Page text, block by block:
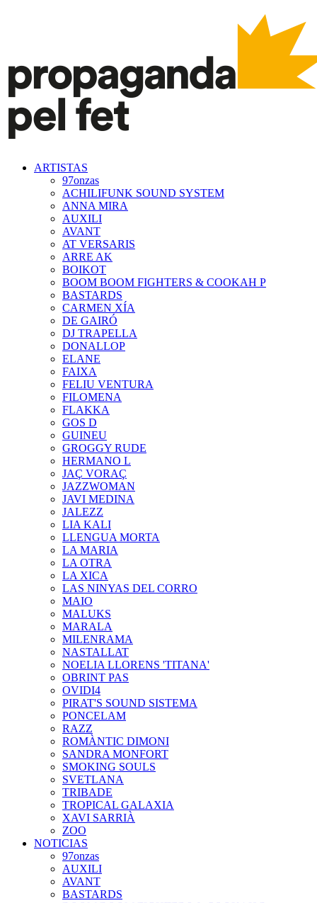
ARTISTAS
97onzas
ACHILIFUNK SOUND SYSTEM
ANNA MIRA
AUXILI
AVANT
AT VERSARIS
ARRE AK
BOIKOT
BOOM BOOM FIGHTERS & COOKAH P
BASTARDS
CARMEN XÍA
DE GAIRÓ
DJ TRAPELLA
DONALLOP
ELANE
FAIXA
FELIU VENTURA
FILOMENA
FLAKKA
GOS D
GUINEU
GROGGY RUDE
HERMANO L
JAÇ VORAÇ
JAZZWOMAN
JAVI MEDINA
JALEZZ
LIA KALI
LLENGUA MORTA
LA MARIA
LA OTRA
LA XICA
LAS NINYAS DEL CORRO
MAIO
MALUKS
MARALA
MILENRAMA
NASTALLAT
NOELIA LLORENS 'TITANA'
OBRINT PAS
OVIDI4
PIRAT'S SOUND SISTEMA
PONCELAM
RAZZ
ROMÀNTIC DIMONI
SANDRA MONFORT
SMOKING SOULS
SVETLANA
TRIBADE
TROPICAL GALAXIA
XAVI SARRIÀ
ZOO
NOTICIAS
97onzas
AUXILI
AVANT
BASTARDS